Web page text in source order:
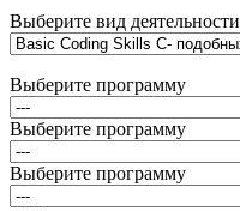
Выберите вид деятельности
Выберите программу
Выберите программу
Выберите программу